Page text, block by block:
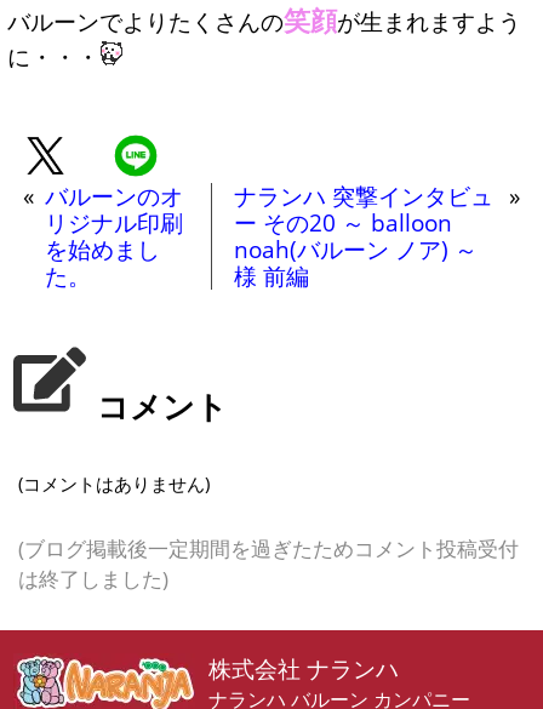
バルーンでよりたくさんの笑顔が生まれますよう
に・・・
« バルーンのオ
リジナル印刷
を始めまし
た。
ナランハ 突撃インタビュ
ー その20 ～ balloon
noah(バルーン ノア) ～
様 前編
»
コメント
(コメントはありません)
(ブログ掲載後一定期間を過ぎたためコメント投稿受付
は終了しました)
株式会社 ナランハ
ナランハ バルーン カンパニー